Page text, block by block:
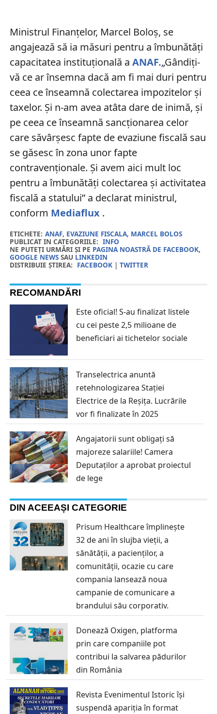
Ministrul Finanțelor, Marcel Boloș, se
angajează să ia măsuri pentru a îmbunătăți
capacitatea instituțională a ANAF.„Gândiți-
vă ce ar însemna dacă am fi mai duri pentru
ceea ce înseamnă colectarea impozitelor și
taxelor. Și n-am avea atâta dare de inimă, și
pe ceea ce înseamnă sancționarea celor
care săvârșesc fapte de evaziune fiscală sau
se găsesc în zona unor fapte
contravenționale. Și avem aici mult loc
pentru a îmbunătăți colectarea și activitatea
fiscală a statului” a declarat ministrul,
conform Mediaflux.
ETICHETE: ANAF, EVAZIUNE FISCALA, MARCEL BOLOS
PUBLICAT IN CATEGORIILE: INFO
NE PUTEȚI URMĂRI ȘI PE PAGINA NOASTRĂ DE FACEBOOK,
GOOGLE NEWSSAU LINKEDIN
DISTRIBUIE ȘTIREA: FACEBOOK| TWITTER
RECOMANDĂRI
Este oficial! S-au finalizat listele
cu cei peste 2,5 milioane de
beneficiari ai tichetelor sociale
Transelectrica anuntă
retehnologizarea Stației
Electrice de la Reșița. Lucrările
vor fi finalizate în 2025
Angajatorii sunt obligați să
majoreze salariile! Camera
Deputaților a aprobat proiectul
de lege
DIN ACEEAȘI CATEGORIE
Prisum Healthcare împlinește
32 de ani în slujba vieții, a
sănătății, a pacienților, a
comunității, ocazie cu care
compania lansează noua
campanie de comunicare a
brandului său corporativ.
Donează Oxigen, platforma
prin care companiile pot
contribui la salvarea pădurilor
din România
Revista Evenimentul Istoric își
suspendă apariția în format